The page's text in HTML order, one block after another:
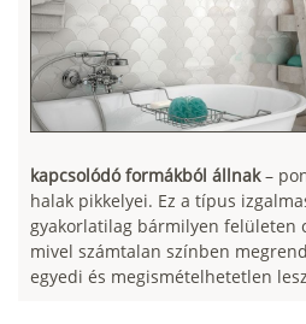
kapcsolódó formákból állnak–
halak pikkelyei. Ez a típus
gyakorlatilag bármilyen felületen
mivel számtalan színben
egyedi és megismételhetetlen